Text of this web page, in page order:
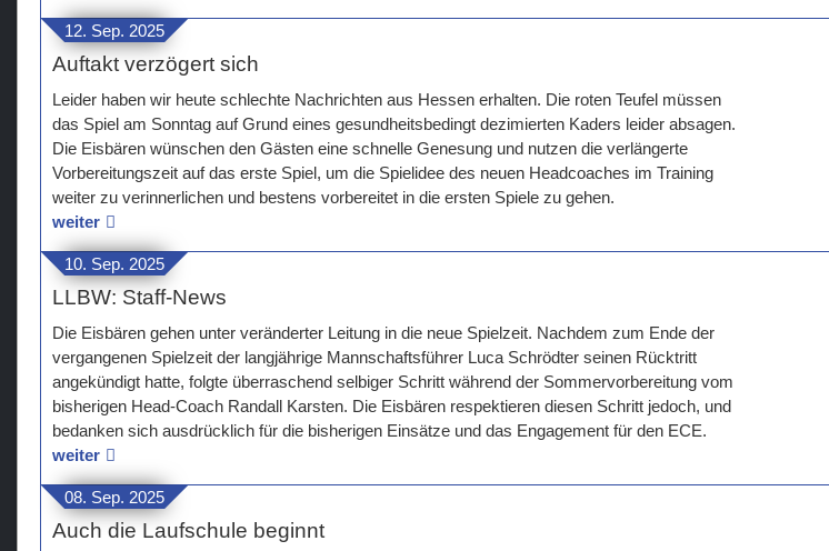
12. Sep. 2025
Auftakt verzögert sich
Leider haben wir heute schlechte Nachrichten aus Hessen erhalten. Die roten Teufel müssen
das Spiel am Sonntag auf Grund eines gesundheitsbedingt dezimierten Kaders leider absagen.
Die Eisbären wünschen den Gästen eine schnelle Genesung und nutzen die verlängerte
Vorbereitungszeit auf das erste Spiel, um die Spielidee des neuen Headcoaches im Training
weiter zu verinnerlichen und bestens vorbereitet in die ersten Spiele zu gehen.
weiter
10. Sep. 2025
LLBW: Staff-News
Die Eisbären gehen unter veränderter Leitung in die neue Spielzeit. Nachdem zum Ende der
vergangenen Spielzeit der langjährige Mannschaftsführer Luca Schrödter seinen Rücktritt
angekündigt hatte, folgte überraschend selbiger Schritt während der Sommervorbereitung vom
bisherigen Head-Coach Randall Karsten. Die Eisbären respektieren diesen Schritt jedoch, und
bedanken sich ausdrücklich für die bisherigen Einsätze und das Engagement für den ECE.
weiter
08. Sep. 2025
Auch die Laufschule beginnt